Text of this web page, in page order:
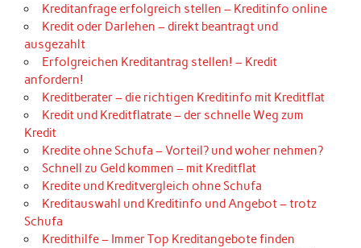
Kreditanfrage erfolgreich stellen – Kreditinfo online
Kredit oder Darlehen – direkt beantragt und
ausgezahlt
Erfolgreichen Kreditantrag stellen! – Kredit
anfordern!
Kreditberater – die richtigen Kreditinfo mit Kreditflat
Kredit und Kreditflatrate – der schnelle Weg zum
Kredit
Kredite ohne Schufa – Vorteil? und woher nehmen?
Schnell zu Geld kommen – mit Kreditflat
Kredite und Kreditvergleich ohne Schufa
Kreditauswahl und Kreditinfo und Angebot – trotz
Schufa
Kredithilfe – Immer Top Kreditangebote finden